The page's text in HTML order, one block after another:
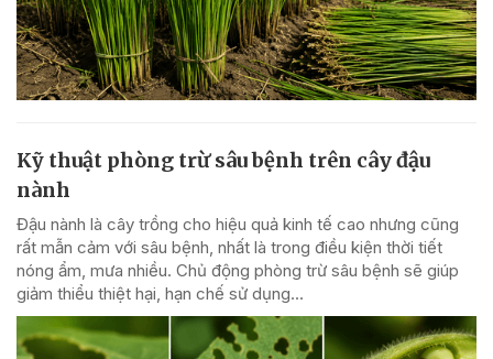
Kỹ thuật phòng trừ sâu bệnh trên cây đậu
nành
Đậu nành là cây trồng cho hiệu quả kinh tế cao nhưng cũng
rất mẫn cảm với sâu bệnh, nhất là trong điều kiện thời tiết
nóng ẩm, mưa nhiều. Chủ động phòng trừ sâu bệnh sẽ giúp
giảm thiểu thiệt hại, hạn chế sử dụng...